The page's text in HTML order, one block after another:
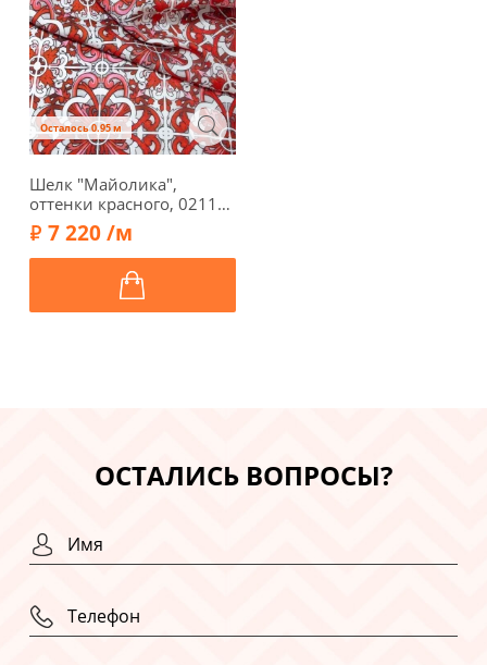
Осталось 0.95 м
Шелк "Майолика",
оттенки красного, 02114-
1 7 220 /м
ОСТАЛИСЬ ВОПРОСЫ?